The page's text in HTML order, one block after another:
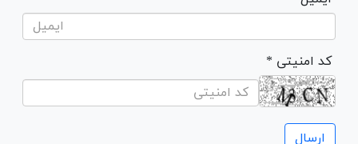
* کد امنیتی